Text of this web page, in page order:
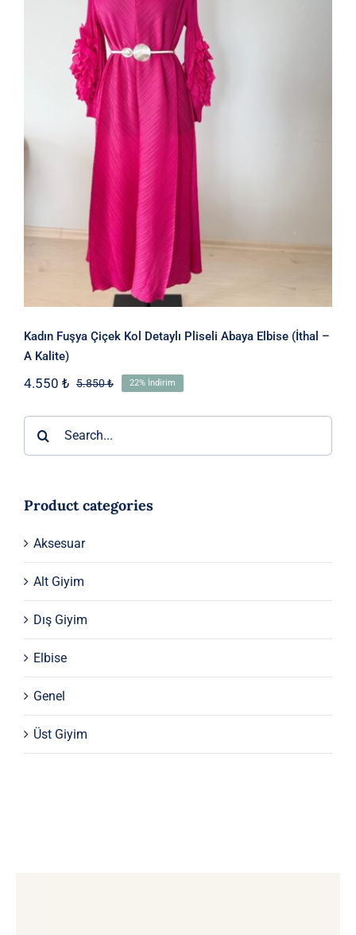
Kadın Fuşya Çiçek Kol Detaylı Pliseli
Abaya Elbise (İthal – A Kalite)
Kadın Fuşya Çiçek Kol Detaylı Pliseli Abaya Elbise (İthal –
A Kalite)
5.850₺Orijinal
5.850 ₺.
4.550 ₺
Şu
fiyat:
4.550 ₺.
22% İndirim
Product categories
Aksesuar
Alt Giyim
Dış Giyim
Elbise
Genel
Üst Giyim